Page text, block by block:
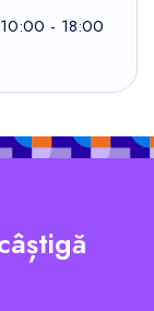
10:00 - 18:00